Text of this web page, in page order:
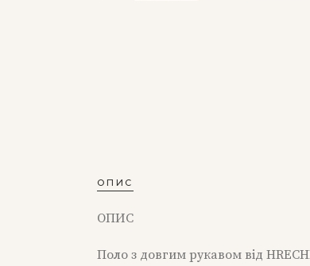
ОПИС
ОПИС
Поло з довгим рукавом від